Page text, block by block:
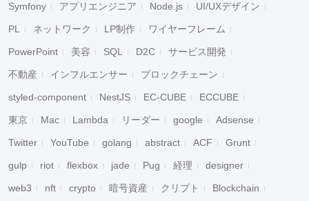
Symfony アプリエンジニア Node.js UI/UXデザイン
PL ネットワーク LP制作 ワイヤーフレーム
PowerPoint 美容 SQL D2C サービス開発
不動産 インフルエンサー ブロックチェーン
styled-component NestJS EC-CUBE ECCUBE
東京 Mac Lambda リーダー google Adsense
Twitter YouTube golang abstract ACF Grunt
gulp riot flexbox jade Pug 経理 designer
web3 nft crypto 暗号資産 クリプト Blockchain